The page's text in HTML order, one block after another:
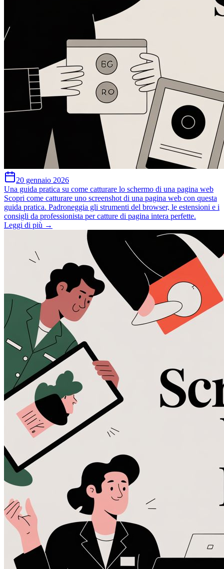
20 gennaio 2026
Una guida pratica su come catturare lo schermo di una pagina web
Scopri come catturare uno screenshot di una pagina web con questa
guida pratica. Padroneggia gli strumenti del browser, le estensioni e i
consigli da professionista per catture di pagina intera perfette.
Leggi di più →